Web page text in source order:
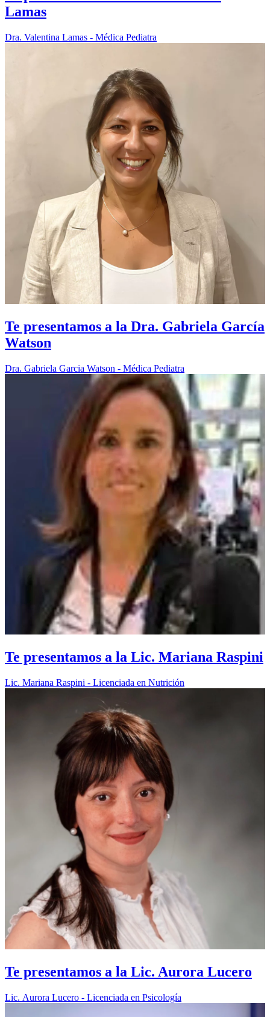
Lamas
Dra. Valentina Lamas - Médica Pediatra
Te presentamos a la Dra. Gabriela García
Watson
Dra. Gabriela Garcia Watson - Médica Pediatra
Te presentamos a la Lic. Mariana Raspini
Lic. Mariana Raspini - Licenciada en Nutrición
Te presentamos a la Lic. Aurora Lucero
Lic. Aurora Lucero - Licenciada en Psicología